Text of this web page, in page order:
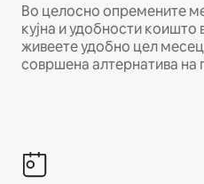
Во целосно опремените
кујна и удобности коишто
живеете удобно цел
совршена алтернатива на